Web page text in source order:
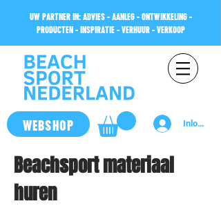
UW PARTNER IN: ADVIES - AANLEG - ONTWIKKELING -
PRODUCTEN - INSPIRATIE - VERHUUR - VERKOOP
WEBSHOP Inloggen
Beachsport materiaal
huren